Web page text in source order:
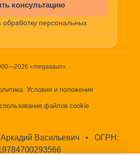
консультацию
персональных
«megasaun»
Условия и положения
файлов cookie
Васильевич •
ОГРН: